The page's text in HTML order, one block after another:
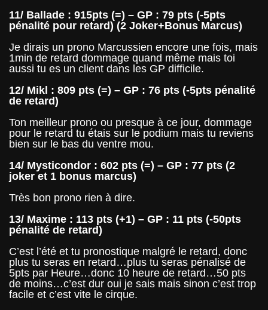
11/ Ballade : 915pts (=) – GP : 79 pts (-5pts
pénalité pour retard) (2 Joker+Bonus Marcus)
Je dirais un prono Marcussien encore une fois, mais
1min de retard dommage quand même mais toi
aussi tu es un client dans les GP difficile.
12/ Mikl : 809 pts (=) – GP : 76 pts (-5pts pénalité
de retard)
Ton meilleur prono ou presque à ce jour, dommage
pour le retard tu étais sur le podium mais tu reviens
bien sur le bas du ventre mou.
14/ Mysticondor : 602 pts (=) – GP : 77 pts (2
joker et 1 bonus marcus)
Très bon prono rien à dire.
13/ Maxime : 113 pts (+1) – GP : 11 pts (-50pts
pénalité de retard)
C’est l’été et tu pronostique malgré le retard, donc
plus tu seras en retard…plus tu seras pénalisé de
5pts par Heure…donc 10 heure de retard…50 pts
de moins…c’est dur oui je sais mais sinon c’est trop
facile et c’est vite le cirque.